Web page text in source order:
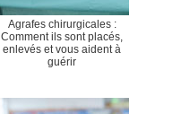
Agrafes chirurgicales :
Comment ils sont placés,
enlevés et vous aident à
guérir